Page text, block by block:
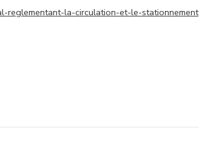
reglementant-la-circulation-et-le-stationnement